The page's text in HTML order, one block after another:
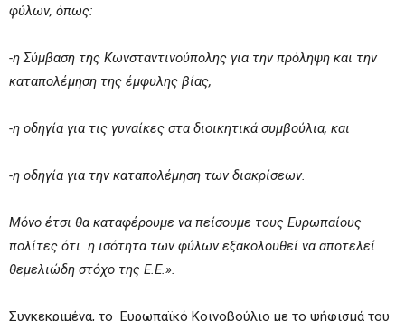
φύλων, όπως:
-η Σύμβαση της Κωνσταντινούπολης για την πρόληψη και την
καταπολέμηση της έμφυλης βίας,
-η οδηγία για τις γυναίκες στα διοικητικά συμβούλια, και
-η οδηγία για την καταπολέμηση των διακρίσεων.
Μόνο έτσι θα καταφέρουμε να πείσουμε τους Ευρωπαίους
πολίτες ότι η ισότητα των φύλων εξακολουθεί να αποτελεί
θεμελιώδη στόχο της Ε.Ε.».
Συγκεκριμένα, το Ευρωπαϊκό Κοινοβούλιο με το ψήφισμά του